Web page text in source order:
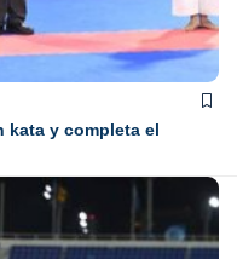
kata y completa el